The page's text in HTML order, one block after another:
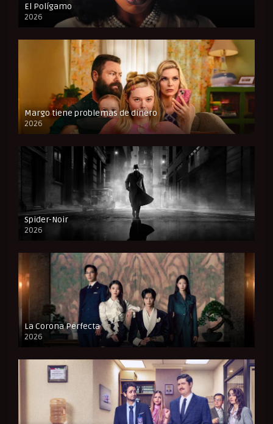
El Polígamo
2026
Margo tiene problemas de dinero
2026
Spider-Noir
2026
La Corona Perfecta
2026